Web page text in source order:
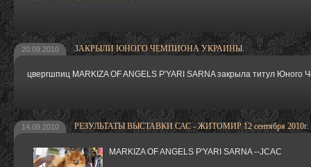
20.09.2010 ЗАКРЫЛИ ЮНОГО ЧЕМПИОНА УКРАИНЫ.
цвергшпиц MARKIZA OF ANGELS P'YARI SARNA закрыла титул Юного
14.09.2010 РЕЗУЛЬТАТЫ ВЫСТАВКИ САС - ЖИТОМИР 12 сентября 2010г.
MARKIZA OF ANGELS P'YARI SARNA --JCAC